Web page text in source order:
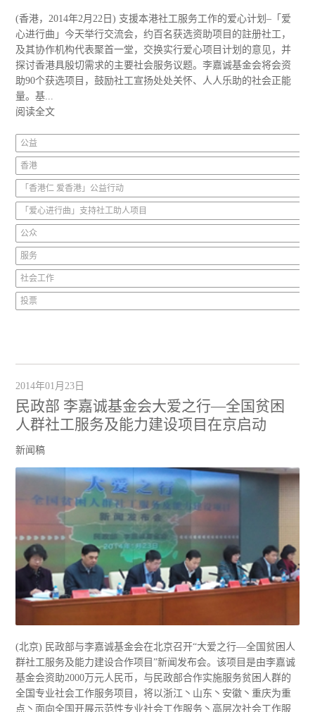
(香港，2014年2月22日) 支援本港社工服务工作的爱心计划–「爱
心进行曲」今天举行交流会，约百名获选资助项目的註册社工，
及其协作机构代表聚首一堂，交换实行爱心项目计划的意见，并
探讨香港具殷切需求的主要社会服务议题。李嘉诚基金会将会资
助90个获选项目，鼓励社工宣扬处处关怀、人人乐助的社会正能
量。基...
阅读全文
公益
香港
「香港仁 爱香港」公益行动
「爱心进行曲」支持社工助人项目
公众
服务
社会工作
投票
2014年01月23日
民政部 李嘉诚基金会大爱之行—全国贫困
人群社工服务及能力建设项目在京启动
新闻稿
(北京) 民政部与李嘉诚基金会在北京召开“大爱之行—全国贫困人
群社工服务及能力建设合作项目”新闻发布会。该项目是由李嘉诚
基金会资助2000万元人民币，与民政部合作实施服务贫困人群的
全国专业社会工作服务项目，将以浙江丶山东丶安徽丶重庆为重
点丶面向全国开展示范性专业社会工作服务丶高层次社会工作服